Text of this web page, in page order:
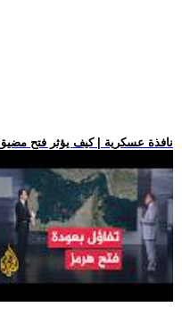
.. نافذة عسكرية | كيف يؤثر فتح